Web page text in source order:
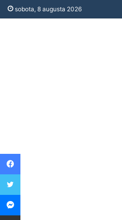
sobota, 8 augusta 2026
Facebook
Twitter
Messenger
Share via Email